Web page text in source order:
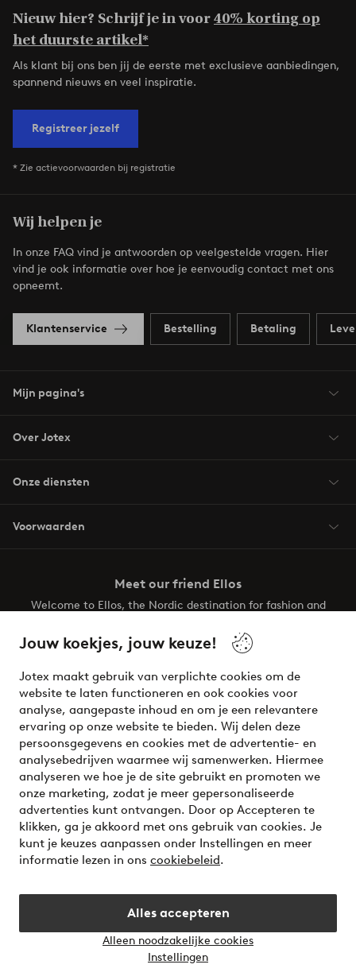
Jouw koekjes, jouw keuze!
Jotex maakt gebruik van verplichte cookies om de
website te laten functioneren en ook cookies voor
analyse, aangepaste inhoud en om je een relevantere
ervaring op onze website te bieden. Wij delen deze
persoonsgegevens en cookies met de advertentie- en
analysebedrijven waarmee wij samenwerken. Hiermee
analyseren we hoe je de site gebruikt en promoten we
onze marketing, zodat je meer gepersonaliseerde
advertenties kunt ontvangen. Door op Accepteren te
klikken, ga je akkoord met ons gebruik van cookies. Je
kunt je keuzes aanpassen onder Instellingen en meer
informatie lezen in ons cookiebeleid.
Alles accepteren
Alleen noodzakelijke cookies
Instellingen
Nieuw hier? Schrijf je in voor40% korting op
het duurste artikel*
Als klant bij ons ben jij de eerste met exclusieve aanbiedingen,
spannend nieuws en veel inspiratie.
Registreer jezelf
* Zie actievoorwaarden bij registratie
Wij helpen je
In onze FAQ vind je antwoorden op veelgestelde vragen. Hier
vind je ook informatie over hoe je eenvoudig contact met ons
opneemt.
Klantenservice Bestelling Betaling
Mijn pagina's
Over Jotex
Onze diensten
Voorwaarden
Meet our friend Ellos
Welcome to Ellos, the Nordic destination for fashion and
your wardrobe. Your next inspiring look is here!
Veilig betalen - Nu betalen of opsplitsen
Wil je meer weten over onze betaalopties?